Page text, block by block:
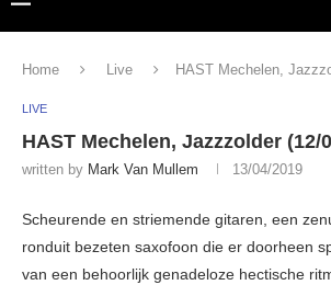
Home Live HAST Mechelen,
LIVE
HAST Mechelen, Jazzzolder (12/
written by Mark Van Mullem 13/04/2019
Scheurende en striemende gitaren, een
ronduit bezeten saxofoon die er doorheen
van een behoorlijk genadeloze hectische